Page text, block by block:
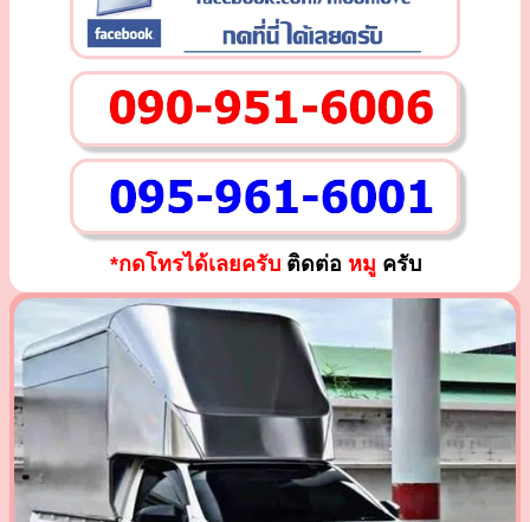
*กดโทรได้เลยครับติดต่อ หมู ครับ